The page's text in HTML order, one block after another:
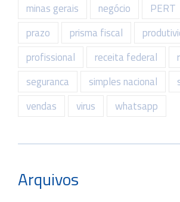
minas gerais
negócio PERT
prazo
prisma fiscal
profissional
receita federal
seguranca
simples nacional
vendas
virus whatsapp
Arquivos